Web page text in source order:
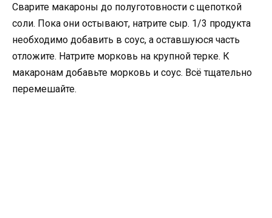
Сварите макароны до полуготовности с щепоткой
соли. Пока они остывают, натрите сыр. 1/3 продукта
необходимо добавить в соус, а оставшуюся часть
отложите. Натрите морковь на крупной терке. К
макаронам добавьте морковь и соус. Всё тщательно
перемешайте.